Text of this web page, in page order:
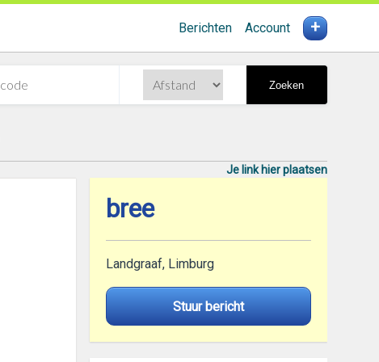
Berichten Account +
Zoeken
Je link hier plaatsen
bree
Landgraaf, Limburg
Stuur bericht